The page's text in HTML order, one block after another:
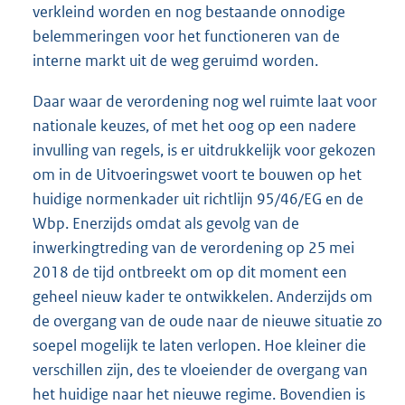
verkleind worden en nog bestaande onnodige
belemmeringen voor het functioneren van de
interne markt uit de weg geruimd worden.
Daar waar de verordening nog wel ruimte laat voor
nationale keuzes, of met het oog op een nadere
invulling van regels, is er uitdrukkelijk voor gekozen
om in de Uitvoeringswet voort te bouwen op het
huidige normenkader uit richtlijn 95/46/EG en de
Wbp. Enerzijds omdat als gevolg van de
inwerkingtreding van de verordening op 25 mei
2018 de tijd ontbreekt om op dit moment een
geheel nieuw kader te ontwikkelen. Anderzijds om
de overgang van de oude naar de nieuwe situatie zo
soepel mogelijk te laten verlopen. Hoe kleiner die
verschillen zijn, des te vloeiender de overgang van
het huidige naar het nieuwe regime. Bovendien is